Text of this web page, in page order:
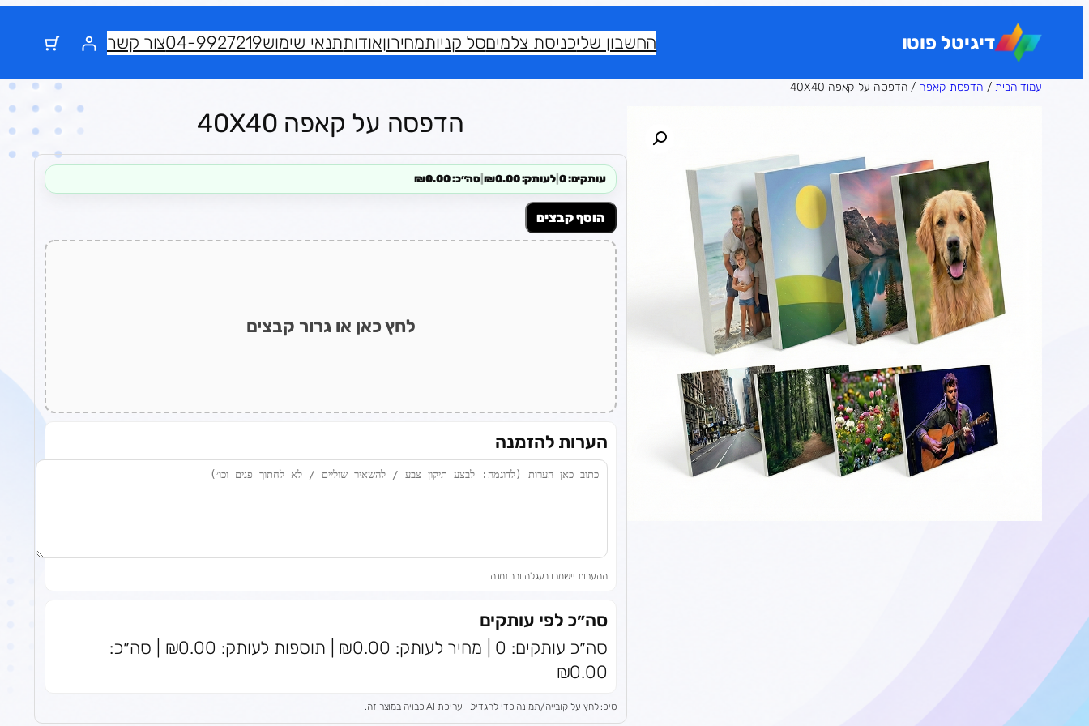
דיגיטל פוטו החשבון שליכניסת צלמיםסל קניותמחירוןאודותתנאי שימוש04-9927219צור קשר
עמוד הבית / הדפסת קאפה / הדפסה על קאפה 40X40
הדפסה על קאפה 40X40
עותקים: 0 |לעותק: ₪0.00 | סה״כ: ₪0.00
הוסף קבצים
לחץ כאן או גרור קבצים
הערות להזמנה
ההערות יישמרו בעגלה ובהזמנה.
סה״כ לפי עותקים
סה״כ עותקים: 0 | מחיר לעותק: ₪0.00 | תוספות לעותק: ₪0.00 | סה״כ:
₪0.00
טיפ: לחץ על קובייה/תמונה כדי להגדיל. עריכת AI כבויה במוצר זה.